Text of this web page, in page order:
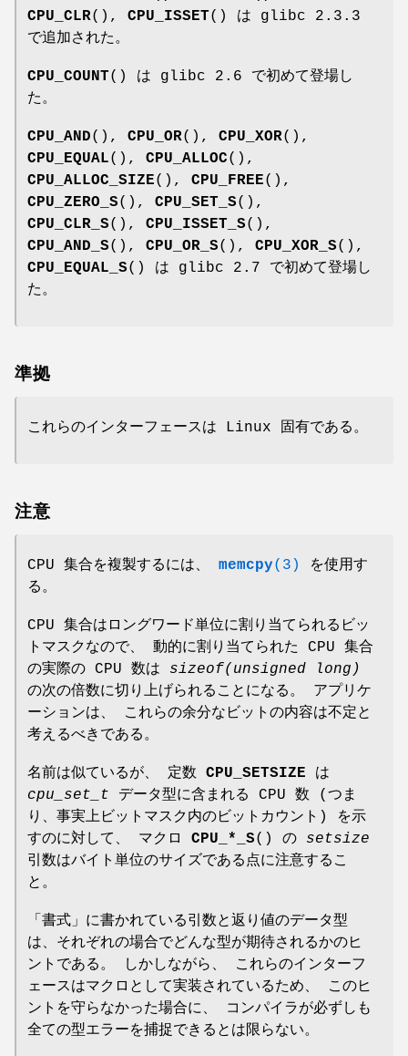
CPU_CLR(), CPU_ISSET() は glibc 2.3.3
で追加された。
CPU_COUNT() は glibc 2.6 で初めて登場し
た。
CPU_AND(), CPU_OR(), CPU_XOR(),
CPU_EQUAL(), CPU_ALLOC(),
CPU_ALLOC_SIZE(), CPU_FREE(),
CPU_ZERO_S(), CPU_SET_S(),
CPU_CLR_S(), CPU_ISSET_S(),
CPU_AND_S(), CPU_OR_S(), CPU_XOR_S(),
CPU_EQUAL_S() は glibc 2.7 で初めて登場し
た。
準拠
これらのインターフェースは Linux 固有である。
注意
CPU 集合を複製するには、 memcpy(3)
を使用す
る。
CPU 集合はロングワード単位に割り当てられるビッ
トマスクなので、 動的に割り当てられた CPU 集合
の実際の CPU 数は sizeof(unsigned long)
の次の倍数に切り上げられることになる。 アプリケ
ーションは、 これらの余分なビットの内容は不定と
考えるべきである。
名前は似ているが、 定数 CPU_SETSIZE は
cpu_set_t データ型に含まれる CPU 数 (つま
り、事実上ビットマスク内のビットカウント) を示
すのに対して、 マクロ CPU_*_S() の setsize
引数はバイト単位のサイズである点に注意するこ
と。
「書式」に書かれている引数と返り値のデータ型
は、それぞれの場合でどんな型が期待されるかのヒ
ントである。 しかしながら、 これらのインターフ
ェースはマクロとして実装されているため、 このヒ
ントを守らなかった場合に、 コンパイラが必ずしも
全ての型エラーを捕捉できるとは限らない。